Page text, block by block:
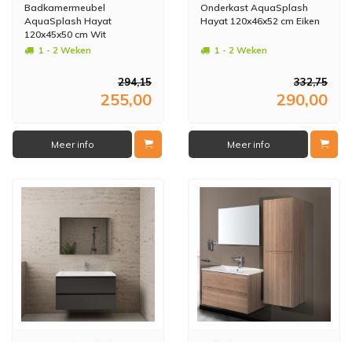
Badkamermeubel
AquaSplash Hayat
120x45x50 cm Wit
1 - 2 Weken
294,15
255,00
Meer info
Onderkast AquaSplash
Hayat 120x46x52 cm Eiken
1 - 2 Weken
332,75
290,00
Meer info